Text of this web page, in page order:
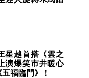
星越首搭《雲之
演爆笑市井暖心
福臨門》！